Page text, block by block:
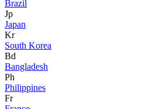
Brazil
Jp
Japan
Kr
South Korea
Bd
Bangladesh
Ph
Philippines
Fr